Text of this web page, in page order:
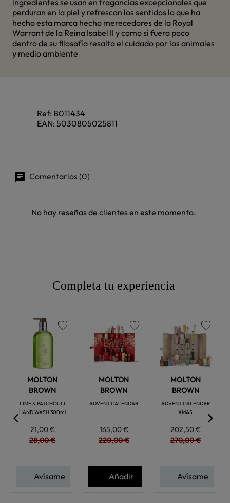
ingredientes se usan en fragancias excepcionales que
perduran en la piel y refrescan los sentidos lo que ha
hecho esta marca hecho merecedores de la Royal
Warrant de la Reina Isabel II y como si fuera poco
dentro de su filosofía resalta el cuidado por los animales
y medio ambiente
Ref: B011434
EAN: 5030805025811
Comentarios (0)
No hay reseñas de clientes en este momento.
Completa tu experiencia
MOLTON
BROWN
LIME & PATCHOULI
HAND WASH 300ml
21,00 €
28,00 €
Avísame
MOLTON
BROWN
ADVENT CALENDAR
165,00 €
220,00 €
favorite
Añadir
MOLTON
BROWN
ADVENT CALENDAR
XMAS
202,50 €
270,00 €
favorite
Avísame